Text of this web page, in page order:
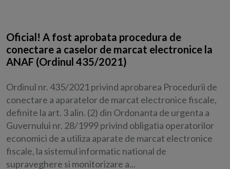
Oficial! A fost aprobata procedura de
conectare a caselor de marcat electronice la
ANAF (Ordinul 435/2021)
Ordinul nr. 435/2021 privind aprobarea Procedurii de
conectare a aparatelor de marcat electronice fiscale,
definite la art. 3 alin. (2) din Ordonanta de urgenta a
Guvernului nr. 28/1999 privind obligatia operatorilor
economici de a utiliza aparate de marcat electronice
fiscale, la sistemul informatic national de
supraveghere si monitorizare a...